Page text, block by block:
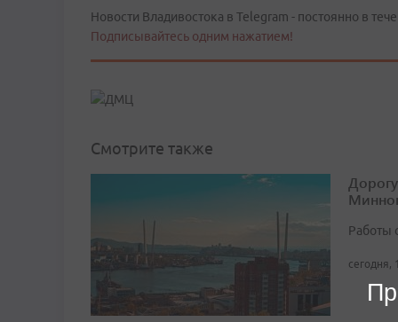
Новости Владивостока в Telegram - постоянно в
Подписывайтесь одним нажатием!
Смотрите также
Работы
сегодня,